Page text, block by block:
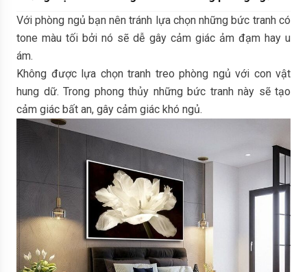
Với phòng ngủ bạn nên tránh lựa chọn những bức tranh có
tone màu tối bởi nó sẽ dễ gây cảm giác ảm đạm hay u
ám.
Không được lựa chọn tranh treo phòng ngủ với con vật
hung dữ. Trong phong thủy những bức tranh này sẽ tạo
cảm giác bất an, gây cảm giác khó ngủ.